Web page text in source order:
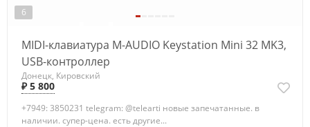
6
MIDI-клавиатура M-AUDIO Keystation Mini 32 MK3,
USB-контроллер
Донецк, Кировский
₽ 5 800
+7949: 3850231 telegram: @telearti новые запечатанные. в
наличии. супер-цена. есть другие...